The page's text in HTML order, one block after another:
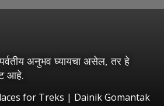
अनुभव घ्यायचा असेल, तर हे
आहे.
for Treks | Dainik Gomantak